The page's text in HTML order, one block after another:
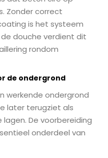
Zonder correct
is het systeem
douche verdient dit
rondom
de ondergrond
werkende ondergrond
later terugziet als
De voorbereiding
onderdeel van